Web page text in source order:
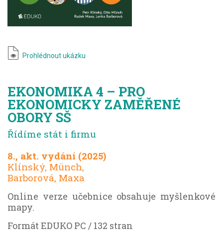
Prohlédnout ukázku
EKONOMIKA 4 – PRO
EKONOMICKY ZAMĚŘENÉ
OBORY SŠ
Řídíme stát i firmu
8., akt. vydání (2025)
Klínský, Münch,
Barborová, Maxa
Online verze učebnice obsahuje myšlenkové
mapy.
Formát EDUKO PC / 132 stran